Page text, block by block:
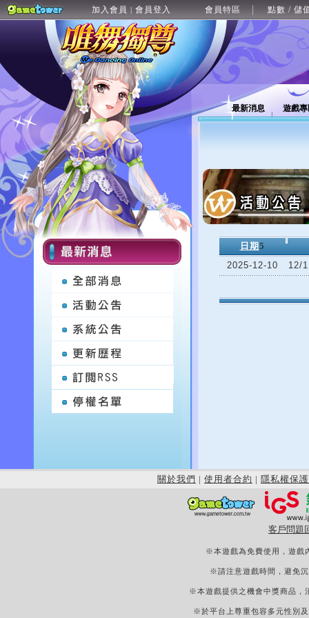
加入會員 | 會員登入 會員特區 點數 / 儲
最新消息 遊戲
日期 5
2025-12-10
12/
關於我們 | 使用者合約 | 隱私權保護
客戶問題
※本遊戲為免費使用，遊戲
※請注意遊戲時間，避免
※本遊戲提供之機會中獎商品，
※於平台上尊重包容多元性別